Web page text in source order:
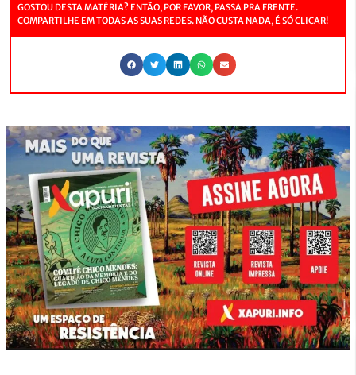
GOSTOU DESTA MATÉRIA? ENTÃO, POR FAVOR, PASSA PRA FRENTE.
COMPARTILHE EM TODAS AS SUAS REDES. NÃO CUSTA NADA, É SÓ CLICAR!